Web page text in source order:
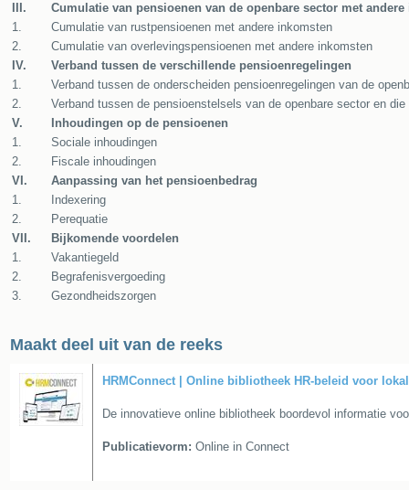
III.
Cumulatie van pensioenen van de openbare sector met
1.
Cumulatie van rustpensioenen met andere inkomsten
2.
Cumulatie van overlevingspensioenen met andere inkomsten
IV.
Verband tussen de verschillende pensioenregelingen
1.
Verband tussen de onderscheiden pensioenregelingen van de
2.
Verband tussen de pensioenstelsels van de openbare sector en
V.
Inhoudingen op de pensioenen
1.
Sociale inhoudingen
2.
Fiscale inhoudingen
VI.
Aanpassing van het pensioenbedrag
1.
Indexering
2.
Perequatie
VII.
Bijkomende voordelen
1.
Vakantiegeld
2.
Begrafenisvergoeding
3.
Gezondheidszorgen
Maakt deel uit van de reeks
HRMConnect | Online bibliotheek HR-beleid voor
De innovatieve online bibliotheek boordevol informatie
Publicatievorm: Online in Connect